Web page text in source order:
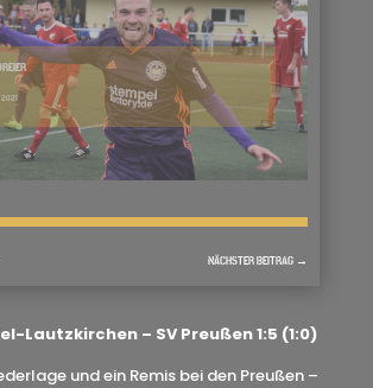
2021
NÄCHSTER BEITRAG →
Lautzkirchen – SV Preußen 1:5 (1:0)
und ein Remis bei den Preußen –